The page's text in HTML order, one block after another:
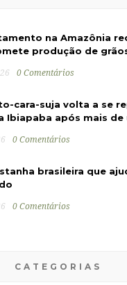
na Amazônia
produção de
0 Comentários
cara-suja volta a se
Ibiapaba após mais de
0 Comentários
brasileira que
0 Comentários
CATEGORIAS